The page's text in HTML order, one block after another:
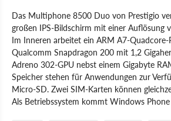
Das Multiphone 8500 Duo von Prestigio
großen IPS-Bildschirm mit einer Auflösung
Im Inneren arbeitet ein ARM A7-Quadcore-
Qualcomm Snapdragon 200 mit 1,2
Adreno 302-GPU nebst einem Gigabyte
Speicher stehen für Anwendungen zur
Micro-SD. Zwei SIM-Karten können
Als Betriebssystem kommt Windows